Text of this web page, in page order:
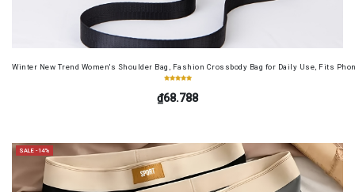
Winter New Trend Women's Shoulder Bag, Fashion Crossbody Bag for Daily Use, Fits
₫68.788
SALE -14%